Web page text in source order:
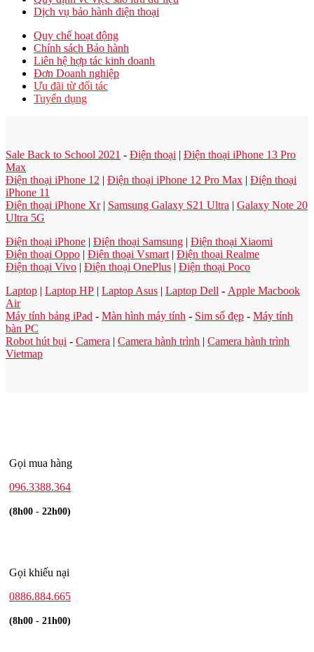
Dịch vụ bảo hành điện thoại
Quy chế hoạt động
Chính sách Bảo hành
Liên hệ hợp tác kinh doanh
Đơn Doanh nghiệp
Ưu đãi từ đối tác
Tuyển dụng
Sale Back to School 2021 - Điện thoại | Điện thoại iPhone 13 Pro
Max
Điện thoại iPhone 12 | Điện thoại iPhone 12 Pro Max | Điện thoại
iPhone 11
Điện thoại iPhone Xr| Samsung Galaxy S21 Ultra | Galaxy Note 20
Ultra 5G
Điện thoại iPhone | Điện thoại Samsung | Điện thoại Xiaomi
Điện thoại Oppo | Điện thoại Vsmart| Điện thoại Realme
Điện thoại Vivo | Điện thoại OnePlus | Điện thoại Poco
Laptop | Laptop HP | Laptop Asus | Laptop Dell - Apple Macbook
Air
Máy tính bảng iPad - Màn hình máy tính - Sim số đẹp - Máy tính
bàn PC
Robot hút bụi - Camera | Camera hành trình | Camera hành trình
Vietmap
Gọi mua hàng
096.3388.364
(8h00 - 22h00)
Gọi khiếu nại
0886.884.665
(8h00 - 21h00)